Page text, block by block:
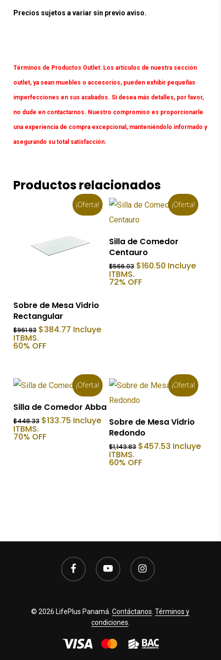
Precios sujetos a variar sin previo aviso.
Términos de Productos Outlet:Los artículos de nuestra sección
outlet, ya sean muebles o accesorios, pueden exhibir pequeñas
imperfecciones en sus acabados. Si desea más detalles, por favor,
no dude en contactarnos. Nuestro compromiso es proporcionarle
una experiencia de compra excepcional, manteniéndolo informado y
asegurando su total satisfacción.
Productos relacionados
¡Oferta!
Añadir Al Carrito
Sobre de Mesa Vidrio
Rectangular
$961.93 El
precio
original
$384.77El
precio
Incluye
ITBMS.
60% OFF
¡Oferta!
Añadir Al Carrito
Silla de Comedor
Centauro
$566.03 El
original
$160.50 El
precio
Incluye
ITBMS.
72% OFF
¡Oferta!
Añadir Al Carrito
Silla de Comedor Abba
$448.33 El
original
$133.75El
precio
Incluye
ITBMS.
70% OFF
¡Oferta!
Añadir Al Carrito
Sobre de Mesa Vidrio
Redondo
$1,143.83 El
original
$457.53 El
precio
Incluye
ITBMS.
60% OFF
facebook youtube instagram
© 2026 LifePlus Panamá.Contáctanos .Términos y
condiciones